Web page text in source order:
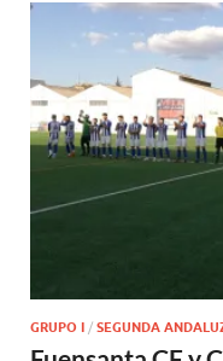
GRUPO I / SEGUNDA